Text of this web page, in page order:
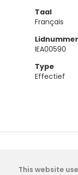
Taal
Français
Lidnummer
IEA00590
Type
Effectief
This website